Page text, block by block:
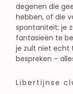
degenen die
hebben, of die
spontaniteit; je
fantasieën te
je zult niet echt
bespreken –
Libertijnse